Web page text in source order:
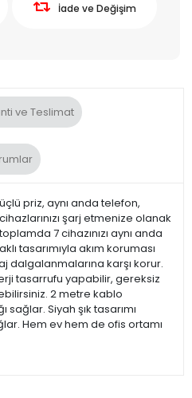
İade ve Değişim
ve Teslimat
priz, aynı anda telefon,
şarj etmenize olanak
7 cihazınızı aynı anda
tasarımıyla akım koruması
dalgalanmalarına karşı korur.
tasarrufu yapabilir, gereksiz
2 metre kablo
sağlar. Siyah şık tasarımı
Hem ev hem de ofis ortamı